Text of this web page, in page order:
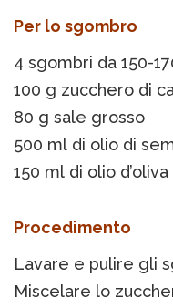
Per lo sgombro
4 sgombri da 150-
100 g zucchero di
80 g sale grosso
500 ml di olio di
150 ml di olio d’oliva
Procedimento
Lavare e pulire gli
Miscelare lo